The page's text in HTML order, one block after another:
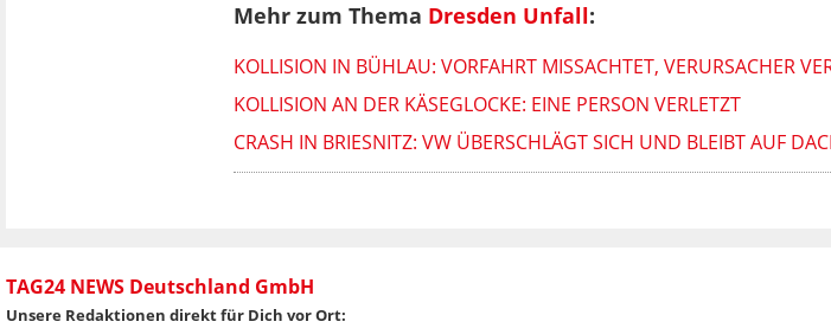
Mehr zum Thema Dresden Unfall:
KOLLISION IN BÜHLAU: VORFAHRT MISSACHTET, VERURSACHER
KOLLISION AN DER KÄSEGLOCKE: EINE PERSON VERLETZT
CRASH IN BRIESNITZ: VW ÜBERSCHLÄGT SICH UND BLEIBT AUF
TAG24 NEWS Deutschland GmbH
Unsere Redaktionen direkt für Dich vor Ort: